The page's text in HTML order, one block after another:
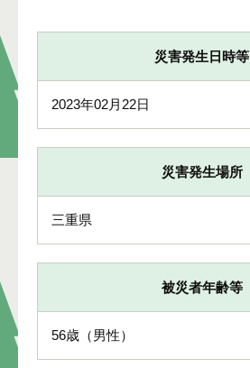
災害発生日時等
2023年02月22日
災害発生場所
三重県
被災者年齢等
56歳（男性）